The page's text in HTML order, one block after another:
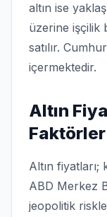
altın ise
üzerine işçilik
satılır.
içermektedir.
Altın
Faktörler
Altın
ABD Merkez
jeopolitik